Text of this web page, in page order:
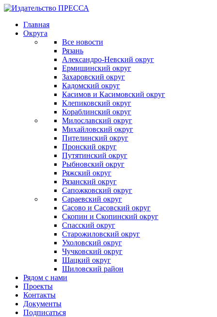
Главная
Округа
Все новости
Рязань
Александро-Невский округ
Ермишинский округ
Захаровский округ
Кадомский округ
Касимов и Касимовский округ
Клепиковский округ
Кораблинский округ
Милославский округ
Михайловский округ
Пителинский округ
Пронский округ
Путятинский округ
Рыбновский округ
Ряжский округ
Рязанский округ
Сапожковский округ
Сараевский округ
Сасово и Сасовский округ
Скопин и Скопинский округ
Спасский округ
Старожиловский округ
Ухоловский округ
Чучковский округ
Шацкий округ
Шиловский район
Рядом с нами
Проекты
Контакты
Документы
Подписаться